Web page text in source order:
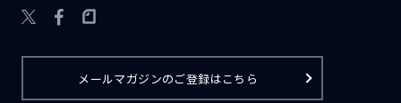

メールマガジンのご登録はこちら